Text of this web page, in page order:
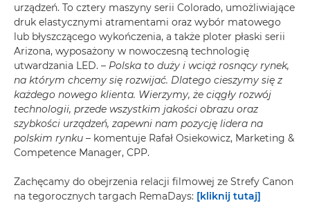
urządzeń. To cztery maszyny serii Colorado, umożliwiające
druk elastycznymi atramentami oraz wybór matowego
lub błyszczącego wykończenia, a także ploter płaski serii
Arizona, wyposażony w nowoczesną technologię
utwardzania LED. – Polska to duży i wciąż rosnący rynek,
na którym chcemy się rozwijać. Dlatego cieszymy się z
każdego nowego klienta. Wierzymy, że ciągły rozwój
technologii, przede wszystkim jakości obrazu oraz
szybkości urządzeń, zapewni nam pozycję lidera na
polskim rynku – komentuje Rafał Osiekowicz, Marketing &
Competence Manager, CPP.
Zachęcamy do obejrzenia relacji filmowej ze Strefy Canon
na tegorocznych targach RemaDays: [kliknij tutaj]